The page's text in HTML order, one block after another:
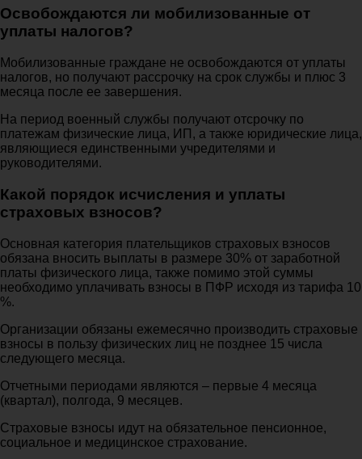
Освобождаются ли мобилизованные от
уплаты налогов?
Мобилизованные граждане не освобождаются от уплаты
налогов, но получают рассрочку на срок службы и плюс 3
месяца после ее завершения.
На период военный службы получают отсрочку по
платежам физические лица, ИП, а также юридические лица,
являющиеся единственными учредителями и
руководителями.
Какой порядок исчисления и уплаты
страховых взносов?
Основная категория плательщиков страховых взносов
обязана вносить выплаты в размере 30% от заработной
платы физического лица, также помимо этой суммы
необходимо уплачивать взносы в ПФР исходя из тарифа 10
%.
Организации обязаны ежемесячно производить страховые
взносы в пользу физических лиц не позднее 15 числа
следующего месяца.
Отчетными периодами являются – первые 4 месяца
(квартал), полгода, 9 месяцев.
Страховые взносы идут на обязательное пенсионное,
социальное и медицинское страхование.